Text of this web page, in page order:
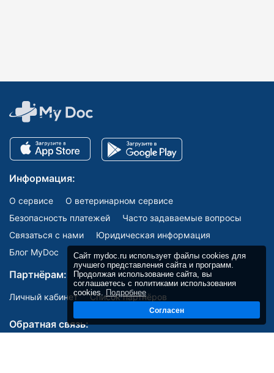
Сайт mydoc.ru использует файлы cookies для
лучшего представления сайта и программ.
Продолжая использование сайта, вы
соглашаетесь с политиками использования
cookies. Подробнее
Согласен
Информация:
О сервисе
О ветеринарном сервисе
Безопасность платежей
Часто задаваемые вопросы
Связаться с нами
Юридическая информация
Блог MyDoc
Партнёрам:
Личный кабинет Список партнёров
Обратная связь: